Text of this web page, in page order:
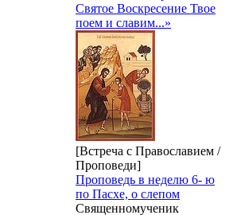
Святое Воскресение Твое
поем и славим...»
[Встреча с Православием /
Проповеди]
Проповедь в неделю 6- ю
по Пасхе, о слепом
Священномученик